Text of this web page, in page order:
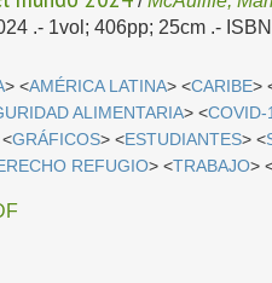
.- 1vol; 406pp; 25cm .-
> <AMÉRICA LATINA> <CARIBE>
ALIMENTARIA> <COVID-
<GRÁFICOS> <ESTUDIANTES> <
REFUGIO> <TRABAJO>